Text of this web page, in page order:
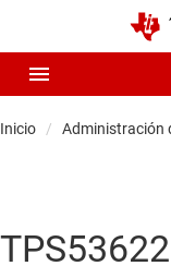
Inicio Administración
TPS53622